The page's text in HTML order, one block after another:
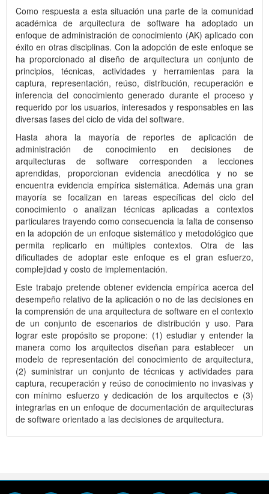
Como respuesta a esta situación una parte de la comunidad
académica de arquitectura de software ha adoptado un
enfoque de administración de conocimiento (AK) aplicado con
éxito en otras disciplinas. Con la adopción de este enfoque se
ha proporcionado al diseño de arquitectura un conjunto de
principios, técnicas, actividades y herramientas para la
captura, representación, reúso, distribución, recuperación e
inferencia del conocimiento generado durante el proceso y
requerido por los usuarios, interesados y responsables en las
diversas fases del ciclo de vida del software.
Hasta ahora la mayoría de reportes de aplicación de
administración de conocimiento en decisiones de
arquitecturas de software corresponden a lecciones
aprendidas, proporcionan evidencia anecdótica y no se
encuentra evidencia empírica sistemática. Además una gran
mayoría se focalizan en tareas específicas del ciclo del
conocimiento o analizan técnicas aplicadas a contextos
particulares trayendo como consecuencia la falta de consenso
en la adopción de un enfoque sistemático y metodológico que
permita replicarlo en múltiples contextos. Otra de las
dificultades de adoptar este enfoque es el gran esfuerzo,
complejidad y costo de implementación.
Este trabajo pretende obtener evidencia empírica acerca del
desempeño relativo de la aplicación o no de las decisiones en
la comprensión de una arquitectura de software en el contexto
de un conjunto de escenarios de distribución y uso. Para
lograr este propósito se propone: (1) estudiar y entender la
manera como los arquitectos diseñan para establecer un
modelo de representación del conocimiento de arquitectura,
(2) suministrar un conjunto de técnicas y actividades para
captura, recuperación y reúso de conocimiento no invasivas y
con mínimo esfuerzo y dedicación de los arquitectos e (3)
integrarlas en un enfoque de documentación de arquitecturas
de software orientado a las decisiones de arquitectura.